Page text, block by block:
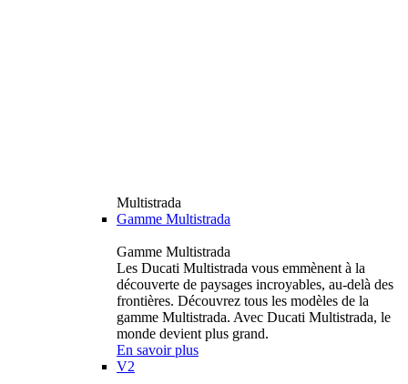
Multistrada
Gamme Multistrada
Gamme Multistrada
Les Ducati Multistrada vous emmènent à la
découverte de paysages incroyables, au-delà des
frontières. Découvrez tous les modèles de la
gamme Multistrada. Avec Ducati Multistrada, le
monde devient plus grand.
En savoir plus
V2